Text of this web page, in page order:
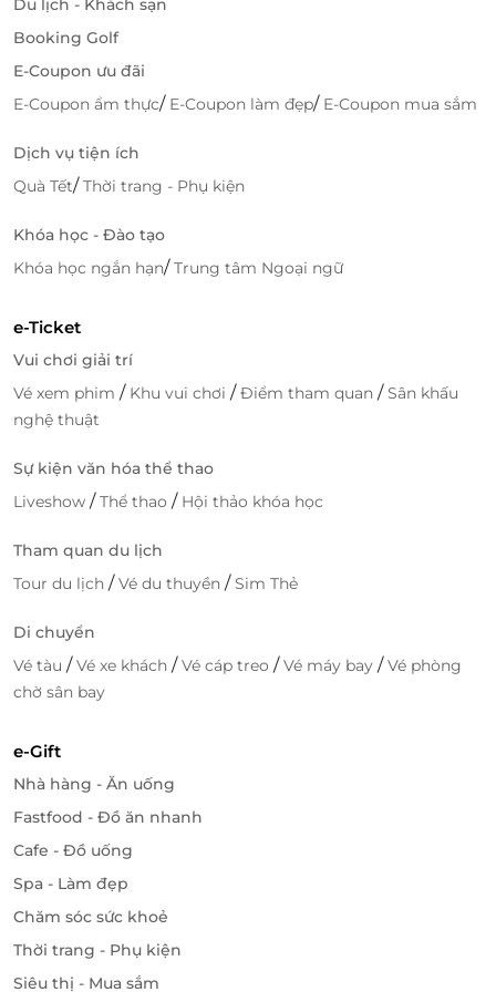
Du lịch - Khách sạn
Booking Golf
E-Coupon ưu đãi
E-Coupon ẩm thực/ E-Coupon làm đẹp/ E-Coupon mua sắm
Dịch vụ tiện ích
Quà Tết/Thời trang - Phụ kiện
Khóa học - Đào tạo
Khóa học ngắn hạn/Trung tâm Ngoại ngữ
e-Ticket
Vui chơi giải trí
Vé xem phim / Khu vui chơi /Điểm tham quan /Sân khấu
nghệ thuật
Sự kiện văn hóa thể thao
Liveshow /Thể thao / Hội thảo khóa học
Tham quan du lịch
Tour du lịch /Vé du thuyền /Sim Thẻ
Di chuyển
Vé tàu /Vé xe khách /Vé cáp treo /Vé máy bay /Vé phòng
chờ sân bay
e-Gift
Nhà hàng - Ăn uống
Fastfood - Đồ ăn nhanh
Cafe - Đồ uống
Spa - Làm đẹp
Chăm sóc sức khoẻ
Thời trang - Phụ kiện
Siêu thị - Mua sắm